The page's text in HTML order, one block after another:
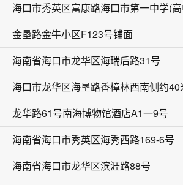
金垦路金牛小区F123号铺面
海南省海口市龙华区海瑞后路31号
海口市龙华区海垦路香樟林西南侧约40
龙华路61号南海博物馆酒店A1一9号
海南省海口市秀英区海秀西路169-6号
海南省海口市龙华区滨涯路88号